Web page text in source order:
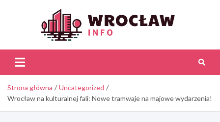
Strona główna
Uncategorized
Wrocław na kulturalnej fali: Nowe tramwaje na majowe wydarzenia!